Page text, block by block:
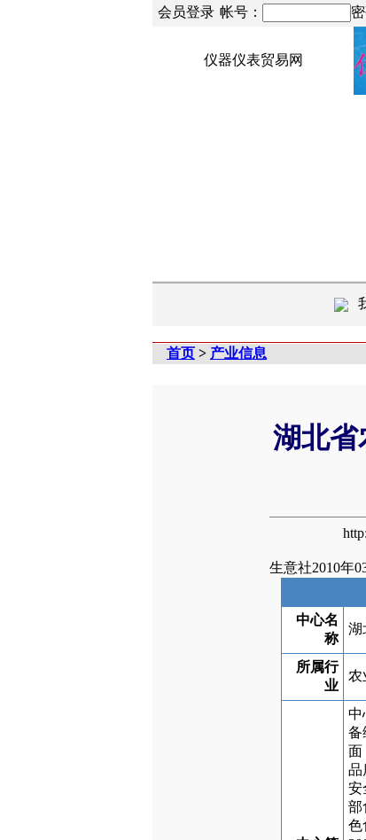
会员登录 帐号：
仪器仪表贸易网
首页 > 产业信息
湖北省
生意社2010年
中心名
称
湖
所属行
业
农
中
面
品
安
部
色